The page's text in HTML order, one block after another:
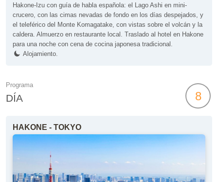
Hakone-Izu con guía de habla española: el Lago Ashi en mini-
crucero, con las cimas nevadas de fondo en los días despejados, y
el teleférico del Monte Komagatake, con vistas sobre el volcán y la
caldera. Almuerzo en restaurante local. Traslado al hotel en Hakone
para una noche con cena de cocina japonesa tradicional.
Alojamiento.
Programa
DÍA 8
HAKONE - TOKYO